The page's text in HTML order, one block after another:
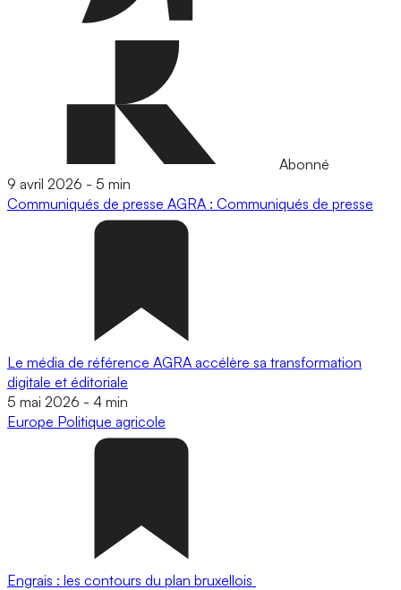
Abonné
9 avril 2026 - 5 min
Communiqués de presse AGRA : Communiqués de presse
Le média de référence AGRA accélère sa transformation
digitale et éditoriale
5 mai 2026 - 4 min
Europe Politique agricole
Engrais : les contours du plan bruxellois